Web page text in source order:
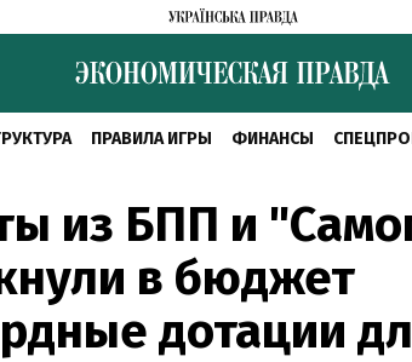
ПРАВИЛА ИГРЫ ФИНАНСЫ
из БПП и
в бюджет
дотации